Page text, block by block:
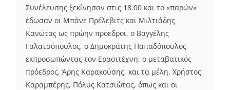
Συνέλευσης ξεκίνησαν στις 18.00 και το «παρών»
έδωσαν οι Μπάνε Πρέλεβιτς και Μιλτιάδης
Κανώτας ως πρώην πρόεδροι, ο Βαγγέλης
Γαλατσόπουλος, ο Δημοκράτης Παπαδόπουλος
εκπροσωπώντας τον Ερασιτέχνη, ο μεταβατικός
πρόεδρος, Άρης Καρακούσης, και τα μέλη, Χρήστος
Καραμπέρης, Πόλυς Κατσιώτας, όπως και οι